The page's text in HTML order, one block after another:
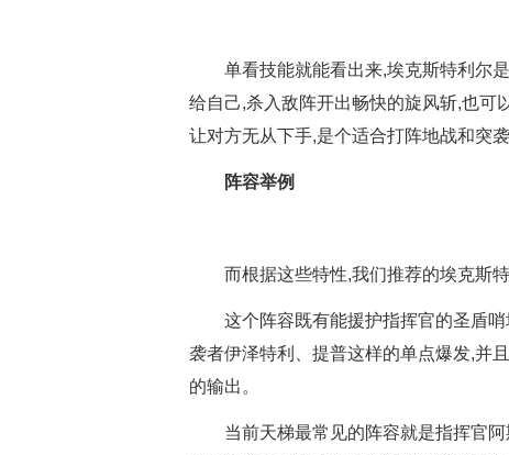
单看技能就能看出来,埃克斯特利尔
给自己,杀入敌阵开出畅快的旋风斩,也可
让对方无从下手,是个适合打阵地战和突袭
阵容举例
而根据这些特性,我们推荐的埃克斯
这个阵容既有能援护指挥官的圣盾
袭者伊泽特利、提普这样的单点爆发,并
的输出。
当前天梯最常见的阵容就是指挥官